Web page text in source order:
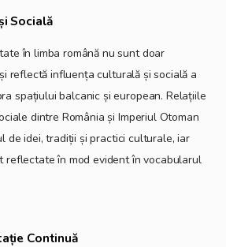
Socială
în limba română nu sunt doar
reflectă influența culturală și socială a
spațiului balcanic și european. Relațiile
dintre România și Imperiul Otoman
de idei, tradiții și practici culturale, iar
reflectate în mod evident în vocabularul
Continuă